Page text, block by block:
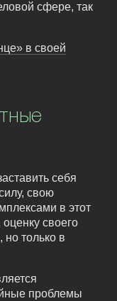
сфере, так
в своей
себя
свою
в этот
своего
но только в
проблемы